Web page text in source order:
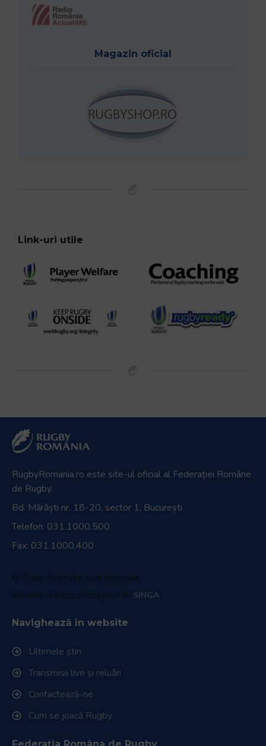
Magazin oficial
Link-uri utile
RugbyRomania.ro este site-ul oficial al Federației Române
de Rugby.
Bd. Mărăști nr. 18-20, sector 1, București
Telefon: 031.1000.500
Fax: 031.1000.400
© Toate drepturile sunt rezervate.
Website realizat și întreținut de SINGA
Navighează în website
Ultimele știri
Transmisii live și reluări
Contactează-ne
Cum se joacă Rugby